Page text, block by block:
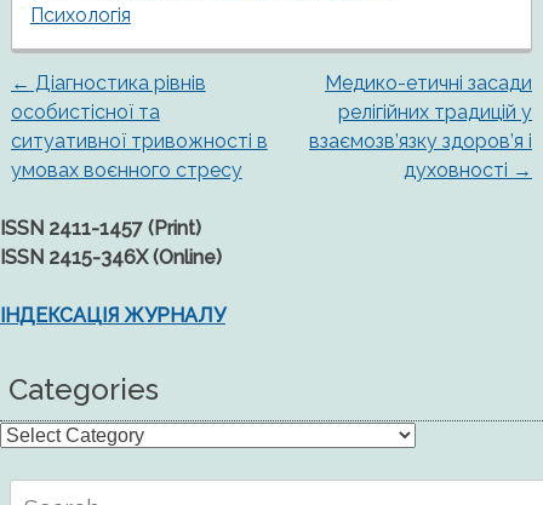
Психологія
Post
navigation
← Діагностика рівнів
особистісної та
ситуативної тривожності в
умовах воєнного стресу
Медико-етичні засади
релігійних традицій у
взаємозв’язку здоров’я і
духовності →
ISSN 2411-1457 (Print)
ISSN 2415-346X (Online)
ІНДЕКСАЦІЯ ЖУРНАЛУ
Categories
Categories